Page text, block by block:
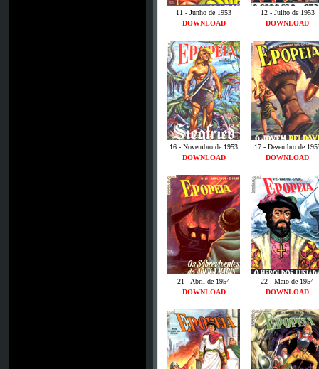
11 - Junho de 1953
12 - Julho de 1953
DOWNLOAD
DOWNLOAD
16 - Novembro de 1953
17 - Dezembro de
DOWNLOAD
DOWNLOAD
21 - Abril de 1954
22 - Maio de 1954
DOWNLOAD
DOWNLOAD